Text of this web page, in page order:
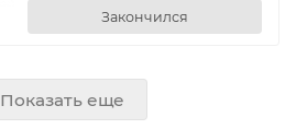
Закончился
Показать еще